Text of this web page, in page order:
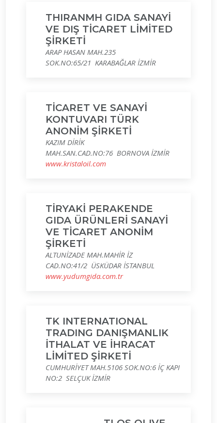
THIRANMH GIDA SANAYİ
VE DIŞ TİCARET LİMİTED
ŞİRKETİ
ARAP HASAN MAH.235
SOK.NO:65/21 KARABAĞLAR İZMİR
TİCARET VE SANAYİ
KONTUVARI TÜRK
ANONİM ŞİRKETİ
KAZIM DİRİK
MAH.SAN.CAD.NO:76 BORNOVA İZMİR
www.kristaloil.com
TİRYAKİ PERAKENDE
GIDA ÜRÜNLERİ SANAYİ
VE TİCARET ANONİM
ŞİRKETİ
ALTUNİZADE MAH.MAHİR İZ
CAD.NO:41/2 ÜSKÜDAR İSTANBUL
www.yudumgida.com.tr
TK INTERNATIONAL
TRADING DANIŞMANLIK
İTHALAT VE İHRACAT
LİMİTED ŞİRKETİ
CUMHURİYET MAH.5106 SOK.NO:6 İÇ KAPI
NO:2 SELÇUK İZMİR